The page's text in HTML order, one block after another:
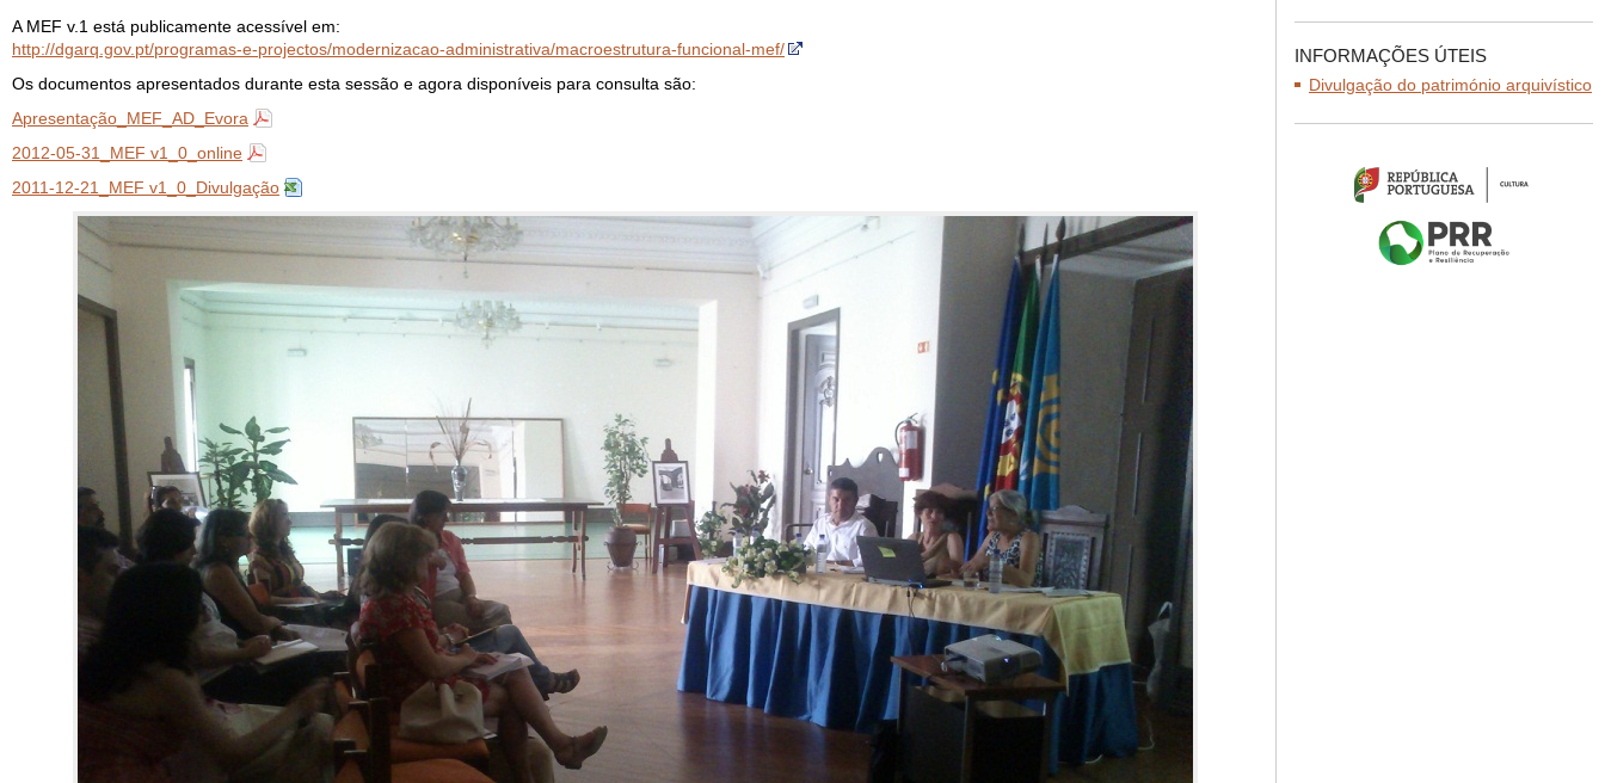
A MEF v.1 está publicamente acessível em:
http://dgarq.gov.pt/programas-e-projectos/modernizacao-administrativa/macroestrutura-funcional-mef/
Os documentos apresentados durante esta sessão e agora disponíveis para consulta são:
Apresentação_MEF_AD_Evora
2012-05-31_MEF v1_0_online
2011-12-21_MEF v1_0_Divulgação
INFORMAÇÕES ÚTEIS
Divulgação do património arquivístico